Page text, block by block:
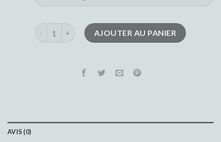
quantité de jean troué hommeAJOUTER AU PANIER
AVIS (0)